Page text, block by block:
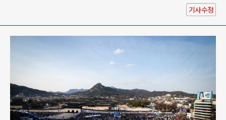
기사수정